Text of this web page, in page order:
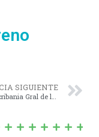
SIGUIENTE
049/05 Escribania Gral de la Pcia